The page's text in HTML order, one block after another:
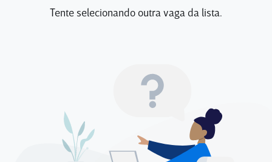
Tente selecionando outra vaga da lista.